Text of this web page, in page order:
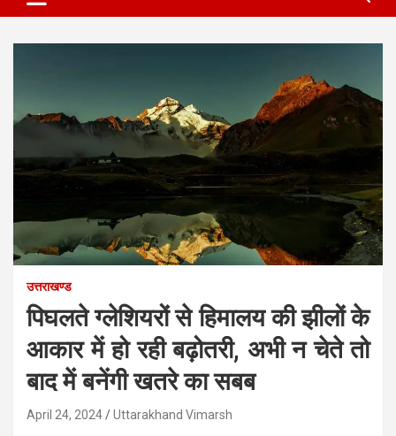
उत्तराखण्ड
पिघलते ग्लेशियरों से हिमालय की झीलों के
आकार में हो रही बढ़ोतरी, अभी न चेते तो
बाद में बनेंगी खतरे का सबब
April 24, 2024 Uttarakhand Vimarsh